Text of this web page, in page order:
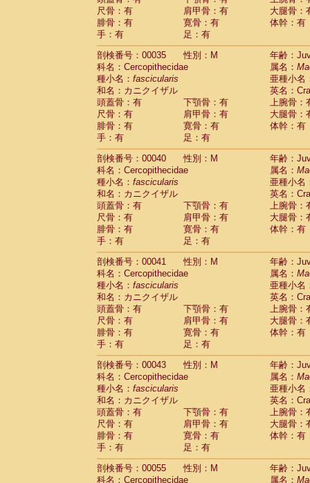
Cebidae Saimiri boliviensis
Cebidae Saimiri sciureus
Atelidae Alouatta caraya
AtelidaeAlouatta fusca
AtelidaeAlouatta seniculus
AtelidaeAlouatta
AtelidaeAteles belzebuth
Atelidae Ateles geoffroyi
Atelidae Ateles paniscus
Atelidae Atelesspp.
Atelidae Lagothrix lagothricha
AtelidaeLagothrix lagothricha cana(0)
Pitheciidae
Cacajao calvus
PitheciidaeCallicebus cupreus(0)
Pitheciidae Callicebus donacophilus(0)
Pitheciidae Callicebus moloch(0)
Pitheciidae Callicebus torquatus(0)
Pitheciidae Callicebus
Pitheciidae Chiropotes satanas
Pitheciidae Pithecia monachus
Pitheciidae Pithecia pithecia (0)
Cercopithecidae Cercocebus agilis (0)
Cercopithecidae
Cercocebus
Cercopithecidae
Cercocebus
CercopithecidaeCercocebus
CercopithecidaeCercocebus
CercopithecidaeCercocebus hybrid(0)
CercopithecidaeCercocebus
CercopithecidaeLophocebus
Cercopithecidae
(0)
Cercopithecidae Papio cynocephalus
Cercopithecidae Papio hamadryas(0)
CercopithecidaePapio papio
CercopithecidaePapio
CercopithecidaeMandrillus
CercopithecidaeMandrillus sphinx
CercopithecidaeTheropithecus
CercopithecidaeMacaca arctoides(1)
尺骨：有
肩甲骨：有
大腿骨：
腓骨：有
寛骨：有
体幹：有
手：有
足：有
剖検番号：00035
性別：M
年齢：
科名：Cercopithecidae
属名：
種小名： fascicularis
亜種小名
和名：カニクイザル
英名：
頭蓋骨：有
下顎骨：有
上腕骨：
尺骨：有
肩甲骨：有
大腿骨：
腓骨：有
寛骨：有
体幹：有
手：有
足：有
剖検番号：00040
性別：M
年齢：
科名：Cercopithecidae
属名：
種小名： fascicularis
亜種小名
和名：カニクイザル
英名：
頭蓋骨：有
下顎骨：有
上腕骨：
尺骨：有
肩甲骨：有
大腿骨：
腓骨：有
寛骨：有
体幹：有
手：有
足：有
剖検番号：00041
性別：M
年齢：
科名：Cercopithecidae
属名：
種小名： fascicularis
亜種小名
和名：カニクイザル
英名：
頭蓋骨：有
下顎骨：有
上腕骨：
尺骨：有
肩甲骨：有
大腿骨：
腓骨：有
寛骨：有
体幹：有
手：有
足：有
剖検番号：00043
性別：M
年齢：
科名：Cercopithecidae
属名：
種小名： fascicularis
亜種小名
和名：カニクイザル
英名：
頭蓋骨：有
下顎骨：有
上腕骨：
尺骨：有
肩甲骨：有
大腿骨：
腓骨：有
寛骨：有
体幹：有
手：有
足：有
剖検番号：00055
性別：M
年齢：
科名：Cercopithecidae
属名：